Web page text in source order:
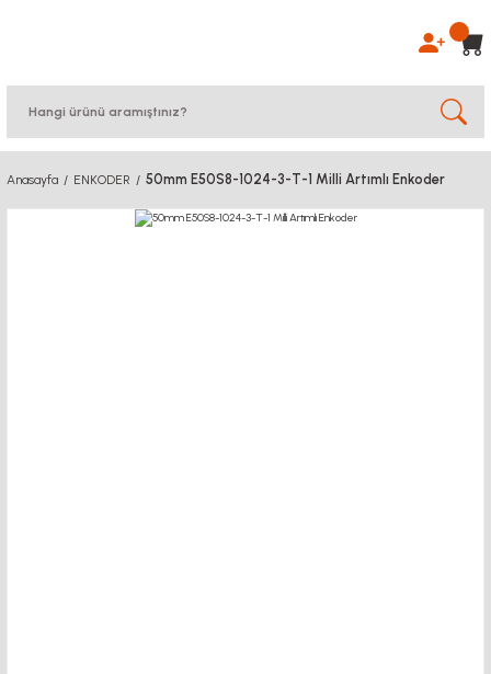
Anasayfa ENKODER 50mm E50S8-1024-3-T-1 Milli Artımlı Enkoder